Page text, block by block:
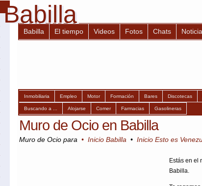
Babilla
Babilla
Babilla El tiempo Videos Fotos Chats
Inmobiliaria Empleo Motor Formación Bares Discotecas
Buscando a ... Alojarse Comer Farmacias Gasolineras
Muro de Ocio en Babilla
Muro de Ocio para • Inicio Babilla • Inicio Esto es
Estás en el
Babilla.